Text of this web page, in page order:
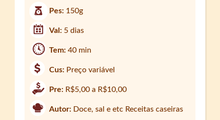
Pes: 150g
Val: 5 dias
Tem:40 min
Cus: Preço variável
Pre: R$5,00 a R$10,00
Autor: Doce, sal e etc Receitas caseiras